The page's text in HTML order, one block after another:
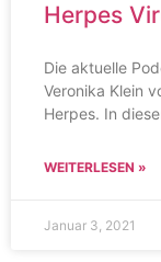
Herpes
Die aktuelle
Veronika Klein
Herpes. In
WEITERLESEN »
Januar 3, 2021